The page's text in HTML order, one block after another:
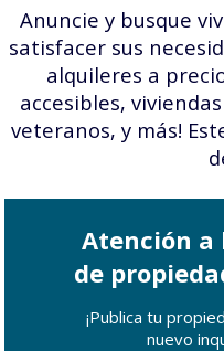
Anuncie y busque
satisfacer sus
alquileres a
accesibles,
veteranos, y más!
Atención a
de
¡Publica tu
nuevo